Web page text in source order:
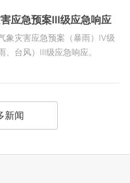
应急预案Ⅲ级应急响应
象灾害应急预案（暴雨）Ⅳ级
、台风）Ⅲ级应急响应。
新闻